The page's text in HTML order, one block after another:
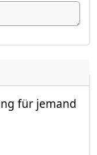
für jemand